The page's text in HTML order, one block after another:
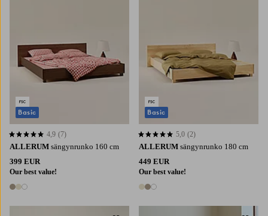
ALLERUM sängynrunko 160 cm
399 EUR
Our best value!
3 värejä
4,9 perustuen 7 arvosanaan
4,9 (7)
Basic
ALLERUM sängynrunko 180 cm
449 EUR
Our best value!
3 värejä
5,0 perustuen 2 arvosanaan
5,0 (2)
Basic